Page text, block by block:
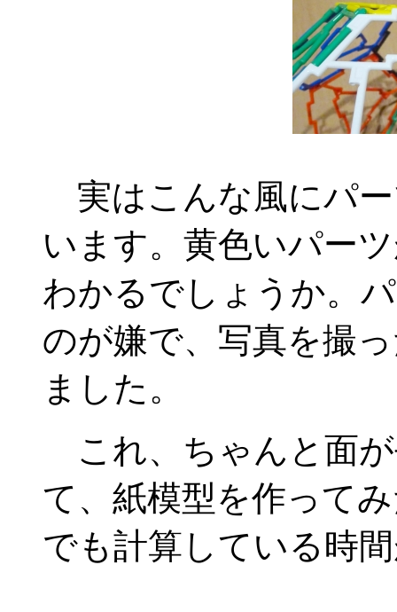
実はこんな風にパ
います。黄色いパー
わかるでしょうか。
のが嫌で、写真を撮
ました。
これ、ちゃんと面
て、紙模型を作って
でも計算している時